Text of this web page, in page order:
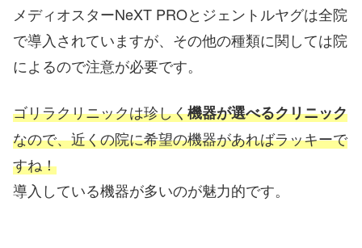
メディオスターNeXT PROとジェントルヤグは全院
で導入されていますが、その他の種類に関しては院
によるので注意が必要です。
ゴリラクリニックは珍しく機器が選べるクリニック
なので、近くの院に希望の機器があればラッキーで
すね！
導入している機器が多いのが魅力的です。